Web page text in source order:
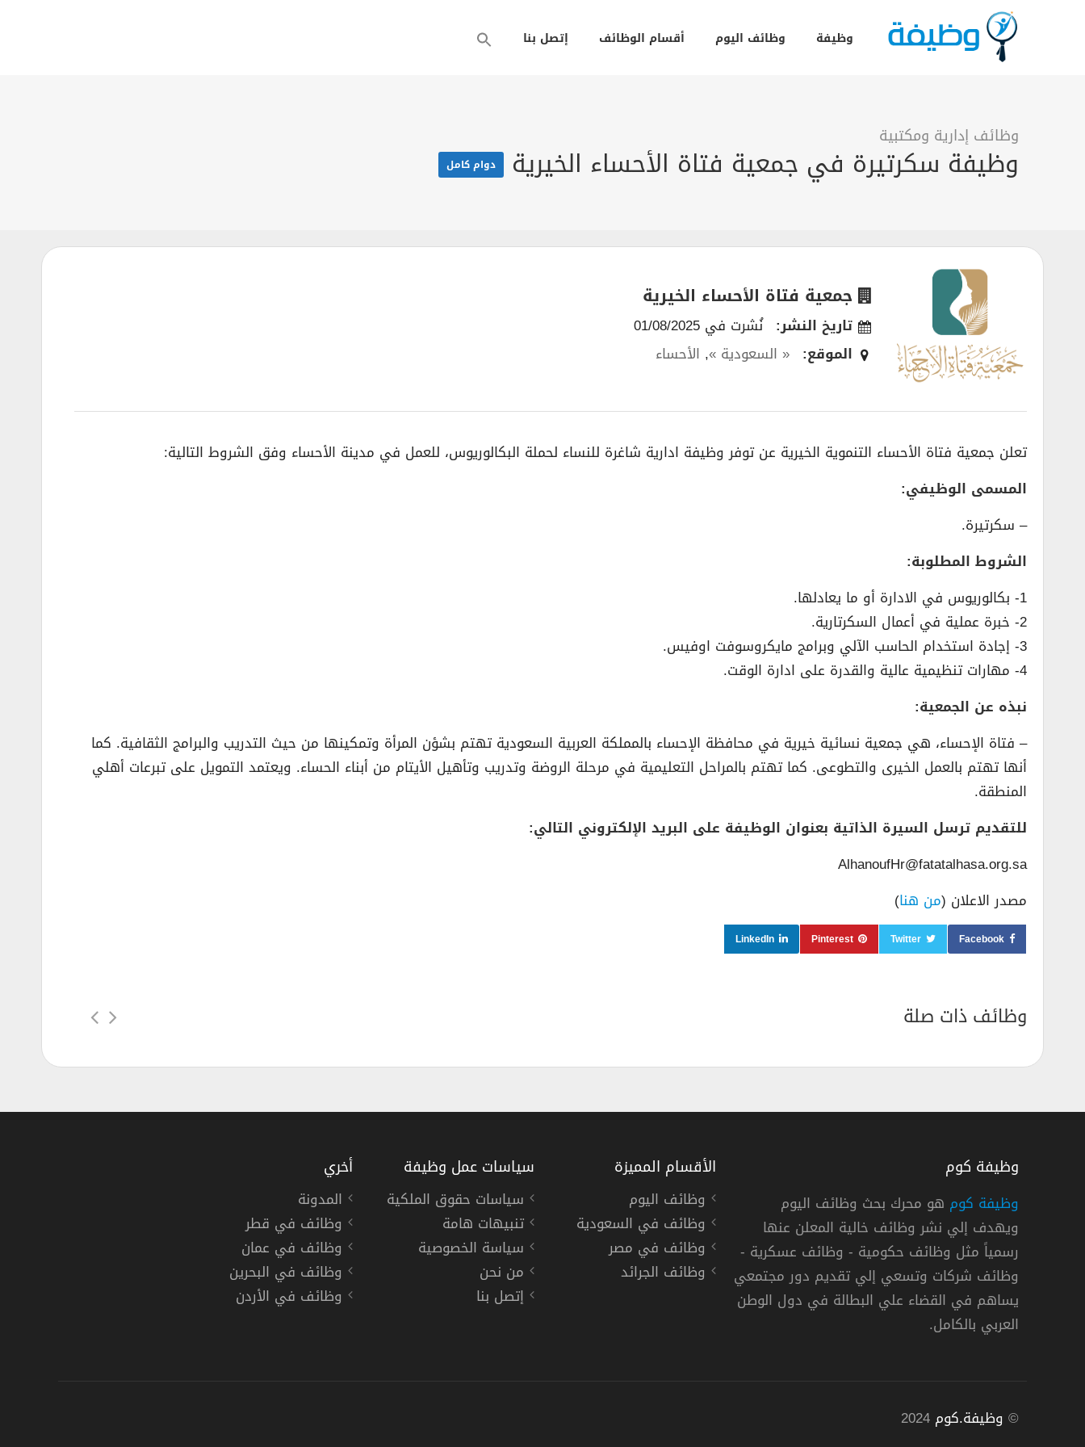
وظيفة وظائف اليوم أقسام الوظائف إتصل بنا
وظائف إدارية ومكتبية
وظيفة سكرتيرة في جمعية فتاة الأحساء الخيرية دوام كامل
جمعية فتاة الأحساء الخيرية
تاريخ النشر: نُشرت في 01/08/2025
الموقع: « السعودية », الأحساء
تعلن جمعية فتاة الأحساء التنموية الخيرية عن توفر وظيفة ادارية شاغرة للنساء لحملة البكالوريوس، للعمل في مدينة الأحساء وفق الشروط التالية:
المسمى الوظيفي:
– سكرتيرة.
الشروط المطلوبة:
1- بكالوريوس في الادارة أو ما يعادلها.
2- خبرة عملية في أعمال السكرتارية.
3- إجادة استخدام الحاسب الآلي وبرامج مايكروسوفت اوفيس.
4- مهارات تنظيمية عالية والقدرة على ادارة الوقت.
نبذه عن الجمعية:
– فتاة الإحساء، هي جمعية نسائية خيرية في محافظة الإحساء بالمملكة العربية السعودية تهتم بشؤن المرأة وتمكينها من حيث التدريب والبرامج الثقافية. كما
أنها تهتم بالعمل الخيرى والتطوعى. كما تهتم بالمراحل التعليمية في مرحلة الروضة وتدريب وتأهيل الأيتام من أبناء الحساء. ويعتمد التمويل على تبرعات أهلي
المنطقة.
للتقديم ترسل السيرة الذاتية بعنوان الوظيفة على البريد الإلكتروني التالي:
AlhanoufHr@fatatalhasa.org.sa
مصدر الاعلان (من هنا)
Facebook
Twitter
Pinterest
LinkedIn
وظائف ذات صلة
الهيئة الملكية للجبيل وينبع توفر 34 وظيفة لحملة الثانوية فما فوق
الهيئة الملكية للجبيل وينبع
« السعودية »
تدريس القابضة وظائف تعليمية وإدارية وصحية وأمنية
تدريس القابضة
« السعودية » ,الرياض
وظيفة كوم
وظيفة كوم هو محرك بحث وظائف اليوم
ويهدف إلي نشر وظائف خالية المعلن عنها
رسمياً مثل وظائف حكومية - وظائف عسكرية -
وظائف شركات وتسعي إلي تقديم دور مجتمعي
يساهم في القضاء علي البطالة في دول الوطن
العربي بالكامل.
الأقسام المميزة
وظائف اليوم
وظائف في السعودية
وظائف في مصر
وظائف الجرائد
سياسات عمل وظيفة
سياسات حقوق الملكية
تنبيهات هامة
سياسة الخصوصية
من نحن
إتصل بنا
أخري
المدونة
وظائف في قطر
وظائف في عمان
وظائف في البحرين
وظائف في الأردن
© وظيفة.كوم